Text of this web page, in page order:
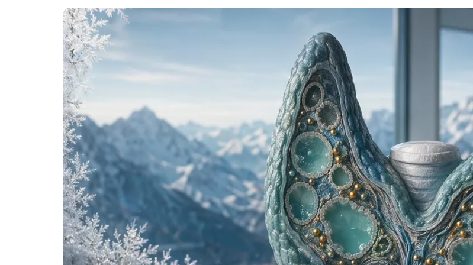
Occitan
العربية المغربية
Монгол
ພາສາລາວ
Basa Jawa
Cebuano
Татар теле
Беларуская мова
Esperanto
Frysk